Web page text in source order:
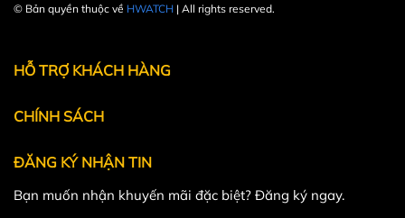
© Bản quyền thuộc về HWATCH | All rights reserved.
HỖ TRỢ KHÁCH HÀNG
CHÍNH SÁCH
ĐĂNG KÝ NHẬN TIN
Bạn muốn nhận khuyến mãi đặc biệt? Đăng ký ngay.